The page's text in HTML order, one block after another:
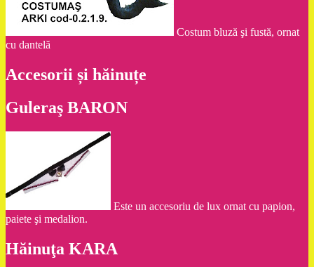
Costum bluză şi fustă, ornat
cu dantelă
Accesorii și hăinuțe
Guleraş BARON
Este un accesoriu de lux ornat cu papion,
paiete şi medalion.
Hăinuţa KARA